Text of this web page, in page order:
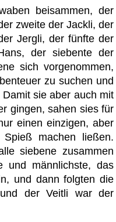
beisammen, der
zweite der Jackli, der
Jergli, der fünfte der
der siebente der
sich vorgenommen,
zu suchen und
sie aber auch mit
gingen, sahen sies für
einen einzigen, aber
machen ließen.
siebene zusammen
und männlichste, das
und dann folgten die
der Veitli war der